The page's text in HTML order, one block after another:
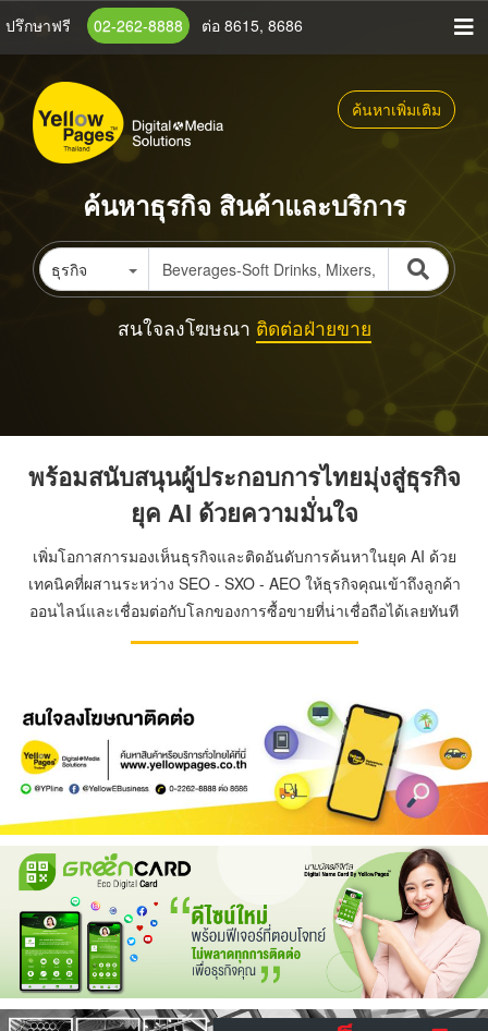
ข้าม
เนื้อหา
หลัก
ปรึกษาฟรี 02-262-8888 ต่อ 8615, 8686
ค้นหาเพิ่มเติม
ค้นหาธุรกิจ สินค้าและบริการ
ธุรกิจ
สนใจลงโฆษณา ติดต่อฝ่ายขาย
พร้อมสนับสนุนผู้ประกอบการไทยมุ่งสู่ธุรกิจ
ยุค AI ด้วยความมั่นใจ
เพิ่มโอกาสการมองเห็นธุรกิจและติดอันดับการค้นหาในยุค AI ด้วย
เทคนิคที่ผสานระหว่าง SEO - SXO - AEO ให้ธุรกิจคุณเข้าถึงลูกค้า
ออนไลน์และเชื่อมต่อกับโลกของการซื้อขายที่น่าเชื่อถือได้เลยทันที